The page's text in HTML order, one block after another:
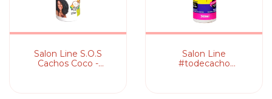
Salon Line S.O.S
Cachos Coco -
Salon Line
#todecacho